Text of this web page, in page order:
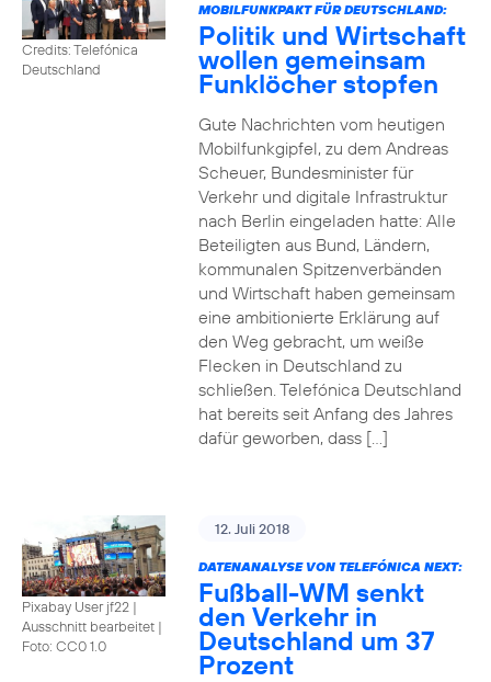
Credits: Telefónica
Deutschland
MOBILFUNKPAKT FÜR DEUTSCHLAND:
Politik und Wirtschaft
wollen gemeinsam
Funklöcher stopfen
Gute Nachrichten vom heutigen
Mobilfunkgipfel, zu dem Andreas
Scheuer, Bundesminister für
Verkehr und digitale Infrastruktur
nach Berlin eingeladen hatte: Alle
Beteiligten aus Bund, Ländern,
kommunalen Spitzenverbänden
und Wirtschaft haben gemeinsam
eine ambitionierte Erklärung auf
den Weg gebracht, um weiße
Flecken in Deutschland zu
schließen. Telefónica Deutschland
hat bereits seit Anfang des Jahres
dafür geworben, dass […]
Pixabay User jf22 |
Ausschnitt bearbeitet |
Foto: CC0 1.0
12. Juli 2018
DATENANALYSE VON TELEFÓNICA NEXT:
Fußball-WM senkt
den Verkehr in
Deutschland um 37
Prozent